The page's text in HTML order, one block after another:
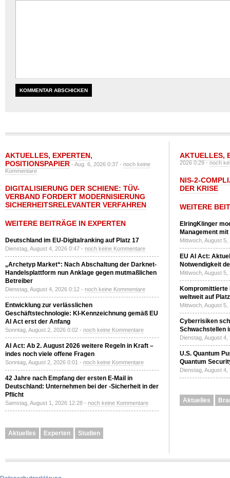
AKTUELLES, EXPERTEN,
POSITIONSPAPIER - Aug. 6, 2026 0:37 - noch keine
Kommentare
DIGITALISIERUNG DER SCHIENE: TÜV-
VERBAND FORDERT MODERNISIERUNG
SICHERHEITSRELEVANTER VERFAHREN
WEITERE BEITRÄGE IN EXPERTEN
Deutschland im EU-Digitalranking auf Platz 17
Dienstag, August 4, 2026 0:47 - noch keine Kommentare
„Archetyp Market“: Nach Abschaltung der Darknet-
Handelsplattform nun Anklage gegen mutmaßlichen
Betreiber
Dienstag, August 4, 2026 0:12 - noch keine Kommentare
Entwicklung zur verlässlichen
Geschäftstechnologie: KI-Kennzeichnung gemäß EU
AI Act erst der Anfang
Sonntag, August 2, 2026 0:02 - noch keine Kommentare
AI Act: Ab 2. August 2026 weitere Regeln in Kraft –
indes noch viele offene Fragen
Sonntag, August 2, 2026 0:01 - noch keine Kommentare
42 Jahre nach Empfang der ersten E-Mail in
Deutschland: Unternehmen bei der -Sicherheit in der
Pflicht
Samstag, August 1, 2026 12:28 - noch keine Kommentare
Aktuelles Experten Studien
AKTUELLES,
2026 0:29 -noch
NIS-2-
DER KRISE
WEITERE
ElringKlinger
Management
Mittwoch, August
EU AI Act:
Notwendigkeit
Mittwoch, August
Kompromittierte
weltweit auf
Mittwoch, August
Cyberrisiken
Schwachstellen
Dienstag, August
U.S. Quantum
Quantum
Dienstag, August
Aktuelles